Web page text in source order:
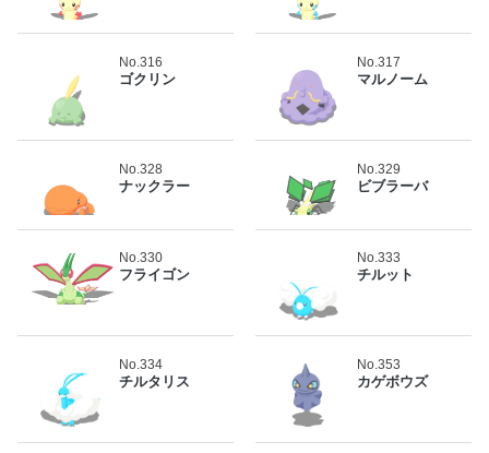
No.316
ゴクリン
No.317
マルノーム
No.328
ナックラー
No.329
ビブラーバ
No.330
フライゴン
No.333
チルット
No.334
チルタリス
No.353
カゲボウズ